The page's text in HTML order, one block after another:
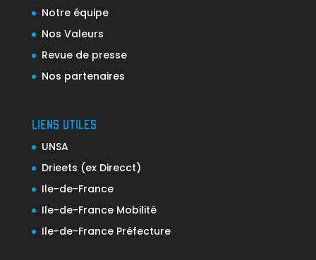
Notre équipe
Nos Valeurs
Revue de presse
Nos partenaires
LIENS UTILES
UNSA
Drieets (ex Direcct)
Ile-de-France
Ile-de-France Mobilité
Ile-de-France Préfecture